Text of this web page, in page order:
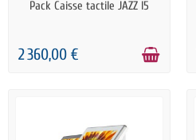
PRÉCOMMANDE
Pack Caisse tactile JAZZ I5
2 360,00 €